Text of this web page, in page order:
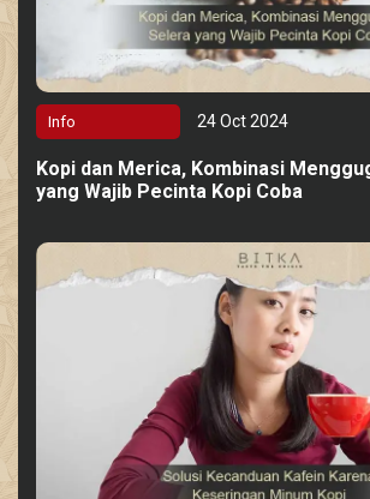
Info 24 Oct 2024
Kopi dan Merica, Kombinasi
yang Wajib Pecinta Kopi Coba